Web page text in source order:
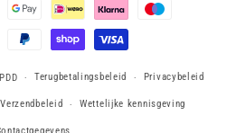
Terugbetalingsbeleid Privacybeleid
Verzendbeleid Wettelijke kennisgeving